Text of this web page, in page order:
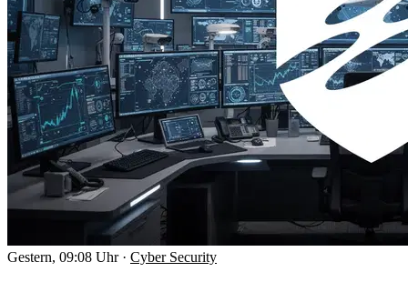
Gestern, 09:08 Uhr · Cyber Security